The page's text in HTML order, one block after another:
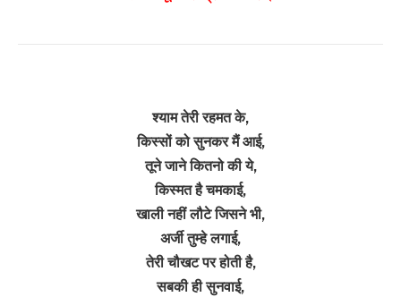
श्याम तेरी रहमत के,
किस्सों को सुनकर मैं आई,
तूने जाने कितनो की ये,
किस्मत है चमकाई,
खाली नहीं लौटे जिसने भी,
अर्जी तुम्हे लगाई,
तेरी चौखट पर होती है,
सबकी ही सुनवाई,